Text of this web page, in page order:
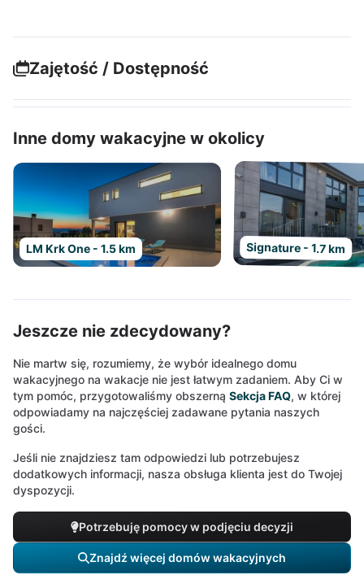
Zajętość / Dostępność
Inne domy wakacyjne w okolicy
LM Krk One - 1.5 km Signature - 1.7 km
Jeszcze nie zdecydowany?
Nie martw się, rozumiemy, że wybór idealnego domu
wakacyjnego na wakacje nie jest łatwym zadaniem. Aby Ci w
tym pomóc, przygotowaliśmy obszerną Sekcja FAQ, w której
odpowiadamy na najczęściej zadawane pytania naszych
gości.
Jeśli nie znajdziesz tam odpowiedzi lub potrzebujesz
dodatkowych informacji, nasza obsługa klienta jest do Twojej
dyspozycji.
Potrzebuję pomocy w podjęciu decyzji
Znajdź więcej domów wakacyjnych